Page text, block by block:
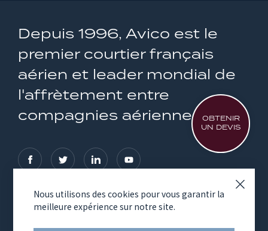
Nous utilisons des cookies pour vous garantir la
meilleure expérience sur notre site.
OBTENIR
UN DEVIS
Depuis 1996, Avico est le
premier courtier français
aérien et leader mondial de
l'affrètement entre
compagnies aériennes
NOS SERVICES